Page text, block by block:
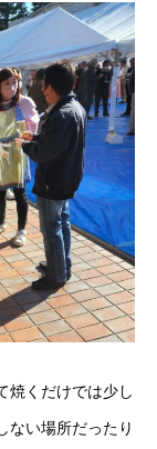
焼くだけでは少し
ない場所だったり